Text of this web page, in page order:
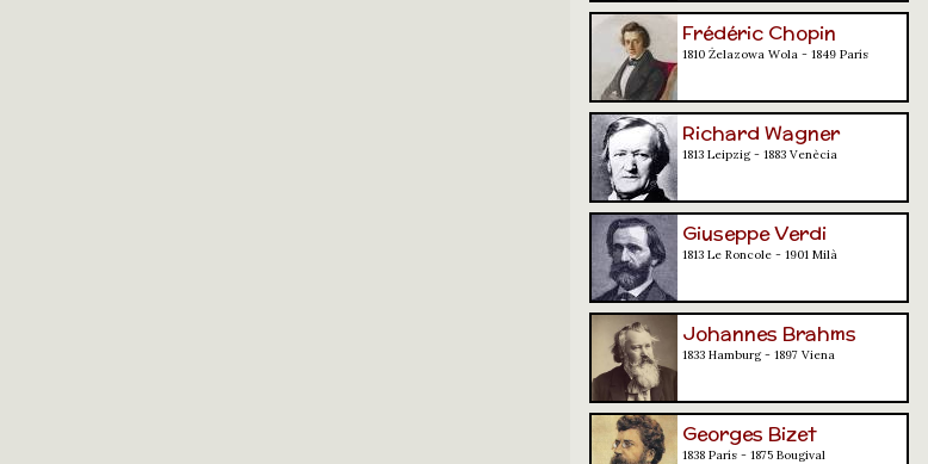
Frédéric Chopin
1810 Żelazowa Wola - 1849 París
Richard Wagner
1813 Leipzig - 1883 Venècia
Giuseppe Verdi
1813 Le Roncole - 1901 Milà
Johannes Brahms
1833 Hamburg - 1897 Viena
Georges Bizet
1838 París - 1875 Bougival